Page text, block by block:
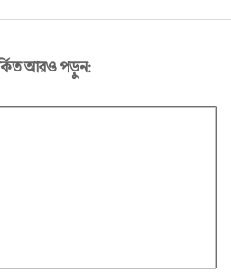
আরও পড়ুন: